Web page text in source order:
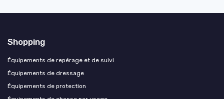
Shopping
Équipements de repérage et de suivi
Équipements de dressage
Équipements de protection